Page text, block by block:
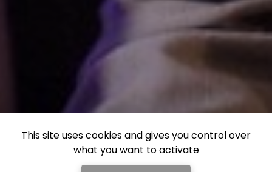
This site uses cookies and gives you control over
what you want to activate